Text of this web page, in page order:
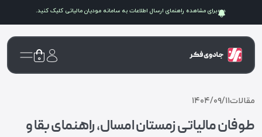
برای مشاهده راهنمای ارسال اطلاعات به سامانه مودیان مالیاتی کلیک کنید.
۰
مقالات۱۴۰۴/۰۹/۱۱
طوفان مالیاتی زمستان امسال، راهنمای بقا و